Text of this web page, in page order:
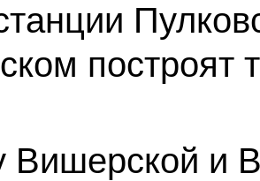
построят
Вишерской и